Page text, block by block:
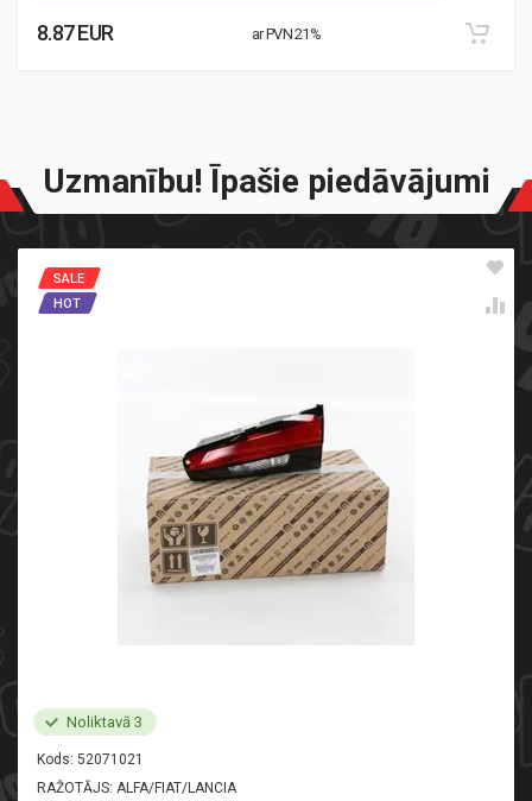
8.87 EUR ar PVN 21%
Uzmanību! Īpašie piedāvājumi
Noliktavā 3
Kods: 52071021
RAŽOTĀJS: ALFA/FIAT/LANCIA
SALE
HOT